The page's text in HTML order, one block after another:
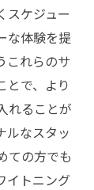
スケジュー
な体験を提
これらのサ
とで、より
れることが
ルなスタッ
ての方でも
イトニング